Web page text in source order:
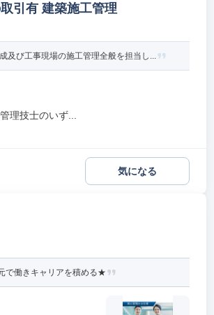
引有 建築施工管理
及び工事現場の施工管理全般を担当し...
理技士のいず...
気になる
で働きキャリアを積める★